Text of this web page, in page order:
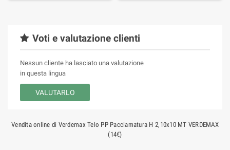
Voti e valutazione clienti
Nessun cliente ha lasciato una valutazione
in questa lingua
VALUTARLO
Vendita online di Verdemax Telo PP Pacciamatura H 2,10x10 MT VERDEMAX
(14€)